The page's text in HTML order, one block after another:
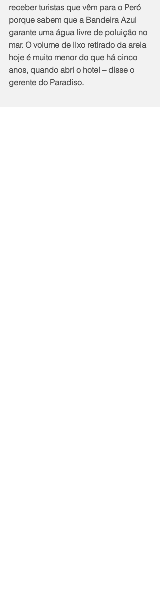
receber turistas que vêm para o Peró
porque sabem que a Bandeira Azul
garante uma água livre de poluição no
mar. O volume de lixo retirado da areia
hoje é muito menor do que há cinco
anos, quando abri o hotel – disse o
gerente do Paradiso.